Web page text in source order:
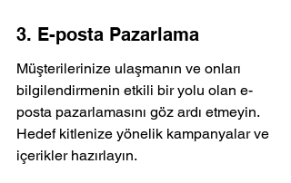
3. E-posta Pazarlama
Müşterilerinize ulaşmanın ve onları
bilgilendirmenin etkili bir yolu olan e-
posta pazarlamasını göz ardı etmeyin.
Hedef kitlenize yönelik kampanyalar ve
içerikler hazırlayın.